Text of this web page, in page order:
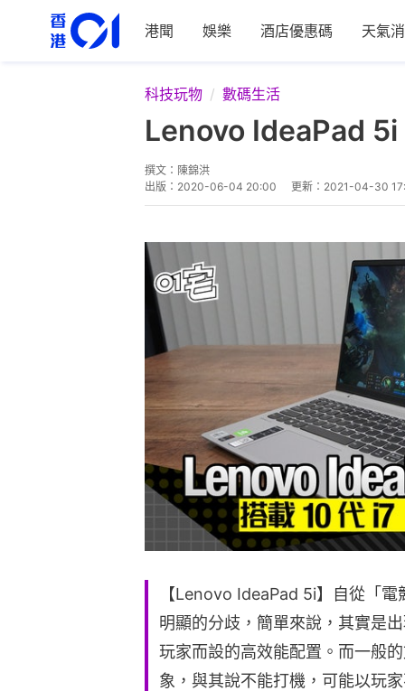
港聞 娛樂 酒店優惠碼 天氣
科技玩物 數碼生活
Lenovo IdeaPad 5i
撰文： 陳錦洪
出版： 2020-06-04 20:00 更新： 2021-04-30
【Lenovo IdeaPad 5i】自從「
明顯的分歧，簡單來說，其實是
玩家而設的高效能配置。而一般
象，與其說不能打機，可能以玩